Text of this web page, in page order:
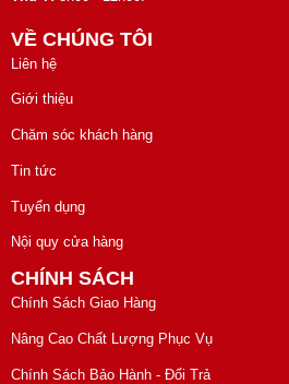
VỀ CHÚNG TÔI
Liên hệ
Giới thiệu
Chăm sóc khách hàng
Tin tức
Tuyển dụng
Nội quy cửa hàng
CHÍNH SÁCH
Chính Sách Giao Hàng
Nâng Cao Chất Lượng Phục Vụ
Chính Sách Bảo Hành - Đổi Trả